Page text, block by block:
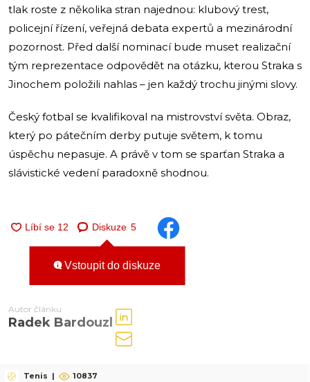
tlak roste z několika stran najednou: klubový trest,
policejní řízení, veřejná debata expertů a mezinárodní
pozornost. Před další nominací bude muset realizační
tým reprezentace odpovědět na otázku, kterou Straka s
Jinochem položili nahlas – jen každý trochu jinými slovy.
Český fotbal se kvalifikoval na mistrovství světa. Obraz,
který po pátečním derby putuje světem, k tomu
úspěchu nepasuje. A právě v tom se sparťan Straka a
slávistické vedení paradoxně shodnou.
Diskuze 5
Vstoupit do diskuze
Autor článku
Radek Bardouzl
Tenis | 10837